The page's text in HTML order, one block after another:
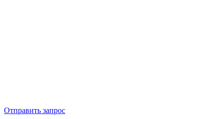
Отправить запрос